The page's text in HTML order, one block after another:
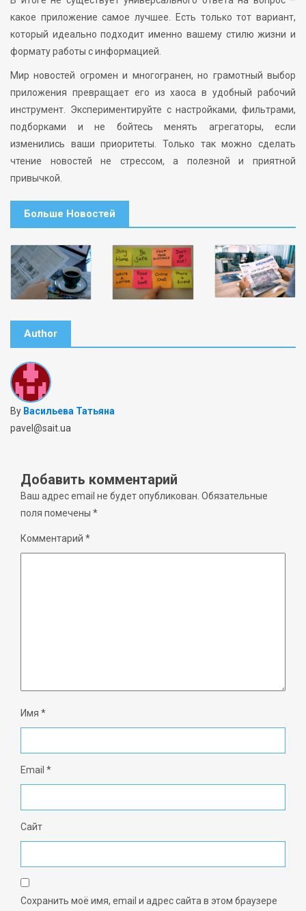
какое приложение самое лучшее. Есть только тот вариант,
который идеально подходит именно вашему стилю жизни и
формату работы с информацией.
Мир новостей огромен и многогранен, но грамотный выбор
приложения превращает его из хаоса в удобный рабочий
инструмент. Экспериментируйте с настройками, фильтрами,
подборками и не бойтесь менять агрегаторы, если
изменились ваши приоритеты. Только так можно сделать
чтение новостей не стрессом, а полезной и приятной
привычкой.
Больше Новостей
Author
By Васильева Татьяна
pavel@sait.ua
Добавить комментарий
Ваш адрес email не будет опубликован. Обязательные
поля помечены *
Комментарий *
Имя *
Email *
Сайт
Сохранить моё имя, email и адрес сайта в этом браузере